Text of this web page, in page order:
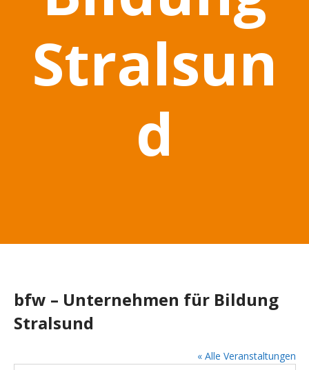
Stralsun
d
bfw – Unternehmen für Bildung
Stralsund
« Alle Veranstaltungen